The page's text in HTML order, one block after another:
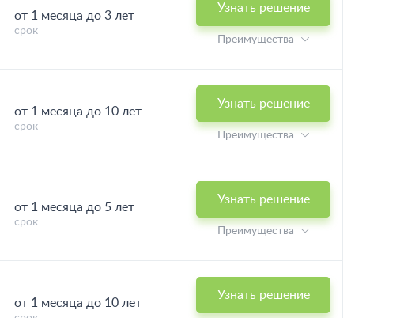
от 1 месяца до 3 лет
срок
Узнать решение
Преимущества
от 1 месяца до 10 лет
срок
Узнать решение
Преимущества
от 1 месяца до 5 лет
срок
Узнать решение
Преимущества
от 1 месяца до 10 лет
Узнать решение